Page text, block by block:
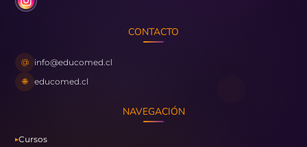
CONTACTO
@ info@educomed.cl
🌐 educomed.cl
NAVEGACIÓN
Cursos